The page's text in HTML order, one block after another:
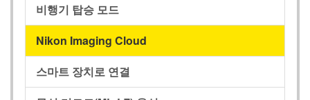
비행기 탑승 모드
Nikon Imaging Cloud
스마트 장치로 연결